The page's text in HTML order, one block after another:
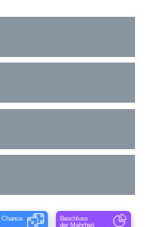
Chance
Beschluss
der Mehrheit